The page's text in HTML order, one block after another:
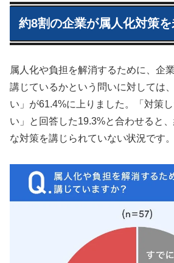
約8割の企業が属人化対策
属人化や負担を解消するために、企
講じているかという問いに対しては
い」が61.4%に上りました。「対策
い」と回答した19.3%と合わせると
な対策を講じられていない状況です。